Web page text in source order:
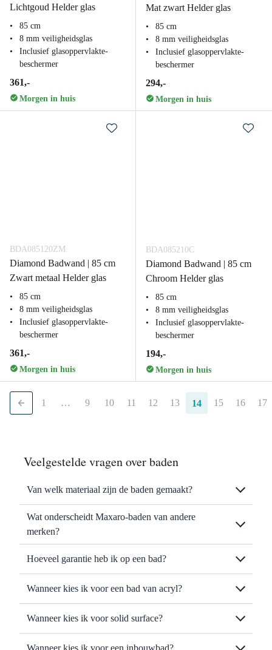
Lichtgoud Helder glas
85 cm
8 mm veiligheidsglas
Inclusief glasoppervlakte-
beschermer
361,-
Morgen in huis
Mat zwart Helder glas
85 cm
8 mm veiligheidsglas
Inclusief glasoppervlakte-
beschermer
294,-
Morgen in huis
BDA085120ZM
Diamond Badwand | 85 cm
Zwart metaal Helder glas
85 cm
8 mm veiligheidsglas
Inclusief glasoppervlakte-
beschermer
361,-
Morgen in huis
BDA085210C
Diamond Badwand | 85 cm
Chroom Helder glas
85 cm
8 mm veiligheidsglas
Inclusief glasoppervlakte-
beschermer
194,-
Morgen in huis
1 … 9 10 11 12 13 14 15 16 17
Veelgestelde vragen over baden
Van welk materiaal zijn de baden gemaakt?
Wat onderscheidt Maxaro-baden van andere
merken?
Hoeveel garantie heb ik op een bad?
Wanneer kies ik voor een bad van acryl?
Wanneer kies ik voor solid surface?
Wanneer kies ik voor een inbouwbad?